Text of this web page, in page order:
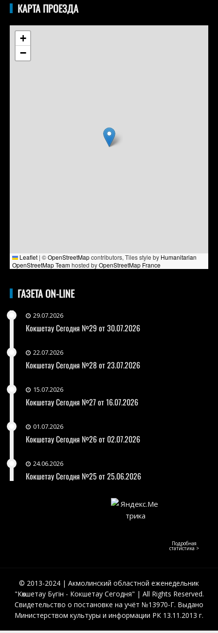
КАРТА ПРОЕЗДА
+
−
Leaflet | ©OpenStreetMapcontributors, Tiles style by Humanitarian
OpenStreetMap Teamhosted byOpenStreetMap France
ГАЗЕТА ON-LINE
29.07.2026
Кокшетау Сегодня №29 от 30.07.2026
22.07.2026
Кокшетау Сегодня №28 от 23.07.2026
15.07.2026
Кокшетау Сегодня №27 от 16.07.2026
01.07.2026
Кокшетау Сегодня №26 от 02.07.2026
24.06.2026
Кокшетау Сегодня №25 от 25.06.2026
Подробная
статистика >
© 2013-2024 | Акмолинский областной еженедельник
"Көкшетау Бүгін - Кокшетау Сегодня" | All Rights Reserved.
Свидетельство о постановке на учёт №13970-Г. Выдано
Министерством культуры и информации РК 13.11.2013 г.